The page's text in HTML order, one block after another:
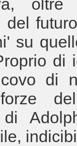
del
su
di
di